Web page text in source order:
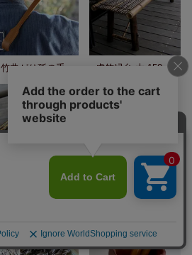
竹曲がり孫の手 虎竹縁台 大 150cm
れ/刻印）
竹炭ベッドパッド
（マット）シングル